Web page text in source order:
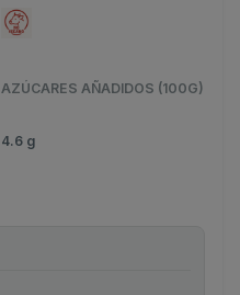
AZÚCARES AÑADIDOS (100G)
4.6 g